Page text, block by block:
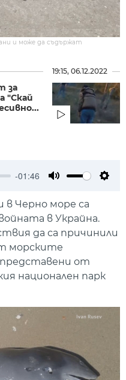
и може да съдържат
за
"Скай
19:15, 06.12.2022
-01:46
в Черно море са
в Украйна.
да са причинили
морските
от
национален парк